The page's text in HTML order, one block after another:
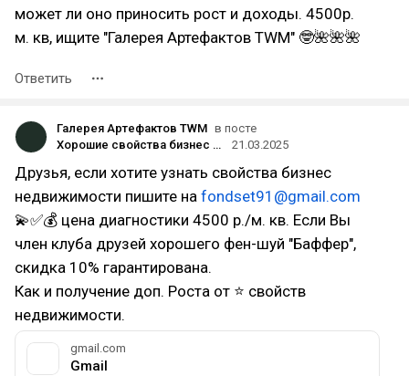
может ли оно приносить рост и доходы. 4500р.
м. кв, ищите "Галерея Артефактов TWM" 🤓🌺🌺🌺
Ответить
Галерея Артефактов TWM в посте
Хорошие свойства бизнес недвижимости💰💫✅
21.03.2025
Друзья, если хотите узнать свойства бизнес
недвижимости пишите на fondset91@gmail.com
💫✅💰 цена диагностики 4500 р./м. кв. Если Вы
член клуба друзей хорошего фен-шуй "Баффер",
скидка 10% гарантирована.
Как и получение доп. Роста от ⭐ свойств
недвижимости.
gmail.com
Gmail